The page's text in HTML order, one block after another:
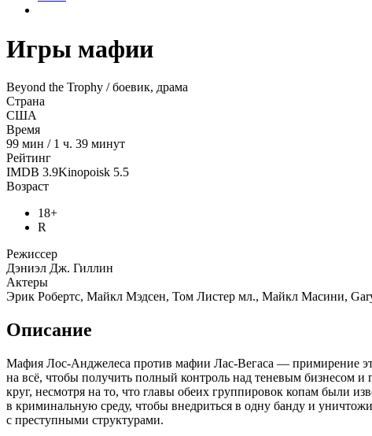
Игры мафии
Beyond the Trophy / боевик, драма
Страна
США
Время
99 мин / 1 ч. 39 минут
Рейтинг
IMDB 3.9Kinopoisk 5.5
Возраст
18+
R
Режиссер
Дэниэл Дж. Гиллин
Актеры
Эрик Робертс, Майкл Мэдсен, Том Листер мл., Майкл Масини,
Описание
Мафия Лос-Анджелеса против мафии Лас-Вегаса — примирение
на всё, чтобы получить полный контроль над теневым бизнесом
круг, несмотря на то, что главы обеих группировок копам были
в криминальную среду, чтобы внедриться в одну банду и
с преступными структурами.